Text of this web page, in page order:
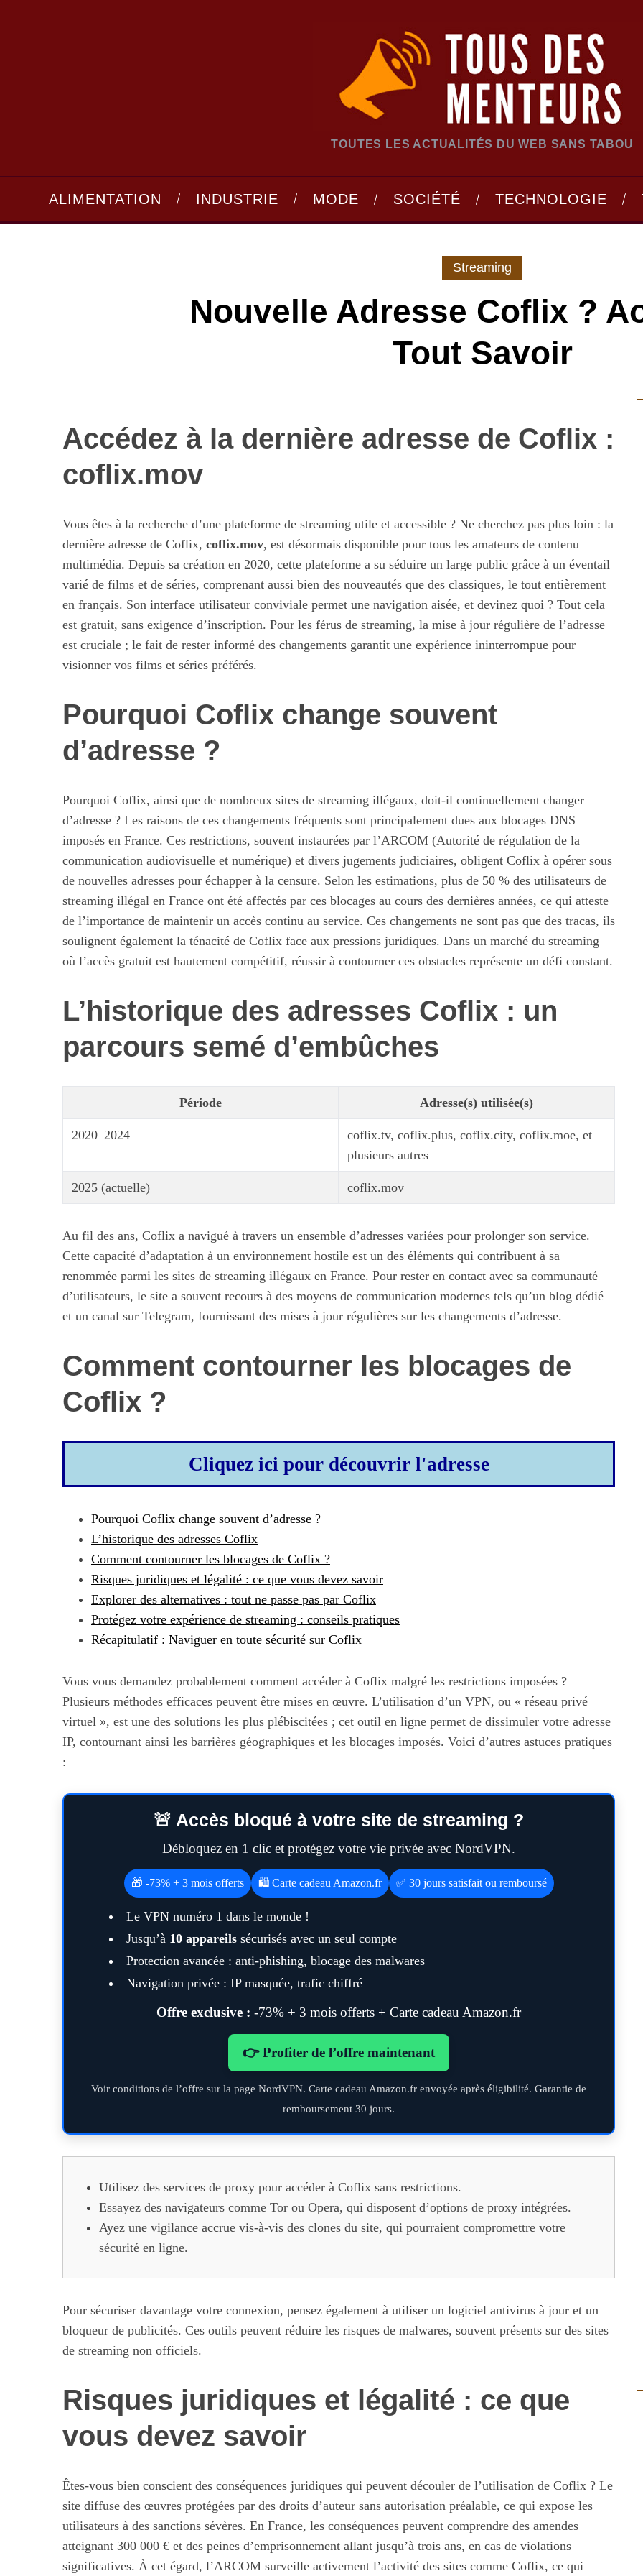
TOUTES LES ACTUALITÉS DU WEB SANS TABOU
ALIMENTATION INDUSTRIE MODE SOCIÉTÉ TECHNOLOGIE
Streaming
Nouvelle Adresse Coflix ?
Tout Savoir
Accédez à la dernière adresse de Coflix :
coflix.mov
Vous êtes à la recherche d’une plateforme de streaming utile et accessible ? Ne cherchez pas plus loin : la
dernière adresse de Coflix, coflix.mov, est désormais disponible pour tous les amateurs de contenu
multimédia. Depuis sa création en 2020, cette plateforme a su séduire un large public grâce à un éventail
varié de films et de séries, comprenant aussi bien des nouveautés que des classiques, le tout entièrement
en français. Son interface utilisateur conviviale permet une navigation aisée, et devinez quoi ? Tout cela
est gratuit, sans exigence d’inscription. Pour les férus de streaming, la mise à jour régulière de l’adresse
est cruciale ; le fait de rester informé des changements garantit une expérience ininterrompue pour
visionner vos films et séries préférés.
Pourquoi Coflix change souvent
d’adresse ?
Pourquoi Coflix, ainsi que de nombreux sites de streaming illégaux, doit-il continuellement changer
d’adresse ? Les raisons de ces changements fréquents sont principalement dues aux blocages DNS
imposés en France. Ces restrictions, souvent instaurées par l’ARCOM (Autorité de régulation de la
communication audiovisuelle et numérique) et divers jugements judiciaires, obligent Coflix à opérer sous
de nouvelles adresses pour échapper à la censure. Selon les estimations, plus de 50 % des utilisateurs de
streaming illégal en France ont été affectés par ces blocages au cours des dernières années, ce qui atteste
de l’importance de maintenir un accès continu au service. Ces changements ne sont pas que des tracas, ils
soulignent également la ténacité de Coflix face aux pressions juridiques. Dans un marché du streaming
où l’accès gratuit est hautement compétitif, réussir à contourner ces obstacles représente un défi constant.
L’historique des adresses Coflix : un
parcours semé d’embûches
Période Adresse(s) utilisée(s)
2020–2024
coflix.tv, coflix.plus, coflix.city, coflix.moe, et
plusieurs autres
2025 (actuelle) coflix.mov
Au fil des ans, Coflix a navigué à travers un ensemble d’adresses variées pour prolonger son service.
Cette capacité d’adaptation à un environnement hostile est un des éléments qui contribuent à sa
renommée parmi les sites de streaming illégaux en France. Pour rester en contact avec sa communauté
d’utilisateurs, le site a souvent recours à des moyens de communication modernes tels qu’un blog dédié
et un canal sur Telegram, fournissant des mises à jour régulières sur les changements d’adresse.
Comment contourner les blocages de
Coflix ?
Cliquez ici pour découvrir l'adresse
Pourquoi Coflix change souvent d’adresse ?
L’historique des adresses Coflix
Comment contourner les blocages de Coflix ?
Risques juridiques et légalité : ce que vous devez savoir
Explorer des alternatives : tout ne passe pas par Coflix
Protégez votre expérience de streaming : conseils pratiques
Récapitulatif : Naviguer en toute sécurité sur Coflix
Vous vous demandez probablement comment accéder à Coflix malgré les restrictions imposées ?
Plusieurs méthodes efficaces peuvent être mises en œuvre. L’utilisation d’un VPN, ou « réseau privé
virtuel », est une des solutions les plus plébiscitées ; cet outil en ligne permet de dissimuler votre adresse
IP, contournant ainsi les barrières géographiques et les blocages imposés. Voici d’autres astuces pratiques
:
🚨 Accès bloqué à votre site de streaming ?
Débloquez en 1 clic et protégez votre vie privée avec NordVPN.
🎁 -73% + 3 mois offerts 🛍️ Carte cadeau Amazon.fr ✅ 30 jours satisfait ou remboursé
Le VPN numéro 1 dans le monde !
Jusqu’à 10 appareils sécurisés avec un seul compte
Protection avancée : anti-phishing, blocage des malwares
Navigation privée : IP masquée, trafic chiffré
Offre exclusive : -73% + 3 mois offerts + Carte cadeau Amazon.fr
👉 Profiter de l’offre maintenant
Voir conditions de l’offre sur la page NordVPN. Carte cadeau Amazon.fr envoyée après éligibilité. Garantie de
remboursement 30 jours.
Utilisez des services de proxy pour accéder à Coflix sans restrictions.
Essayez des navigateurs comme Tor ou Opera, qui disposent d’options de proxy intégrées.
Ayez une vigilance accrue vis-à-vis des clones du site, qui pourraient compromettre votre
sécurité en ligne.
Pour sécuriser davantage votre connexion, pensez également à utiliser un logiciel antivirus à jour et un
bloqueur de publicités. Ces outils peuvent réduire les risques de malwares, souvent présents sur des sites
de streaming non officiels.
Risques juridiques et légalité : ce que
vous devez savoir
Êtes-vous bien conscient des conséquences juridiques qui peuvent découler de l’utilisation de Coflix ? Le
site diffuse des œuvres protégées par des droits d’auteur sans autorisation préalable, ce qui expose les
utilisateurs à des sanctions sévères. En France, les conséquences peuvent comprendre des amendes
atteignant 300 000 € et des peines d’emprisonnement allant jusqu’à trois ans, en cas de violations
significatives. À cet égard, l’ARCOM surveille activement l’activité des sites comme Coflix, ce qui
Les nouvelles technologies
alimentaires : révolution ou
illusion ?
Aliments ultra-transformés
2026 : les vrais risques pour
votre santé
Maximiser son temps au
quotidien
Transporter ses repas et ses
courses quand il fait chaud
S
e
h
r